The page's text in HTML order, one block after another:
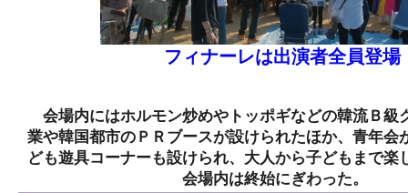
フィナーレは出演者全員登場
会場内にはホルモン炒めやトッポギなどの韓流Ｂ級
業や韓国都市のＰＲブースが設けられたほか、青年会
ども遊具コーナーも設けられ、大人から子どもまで楽
会場内は終始にぎわった。